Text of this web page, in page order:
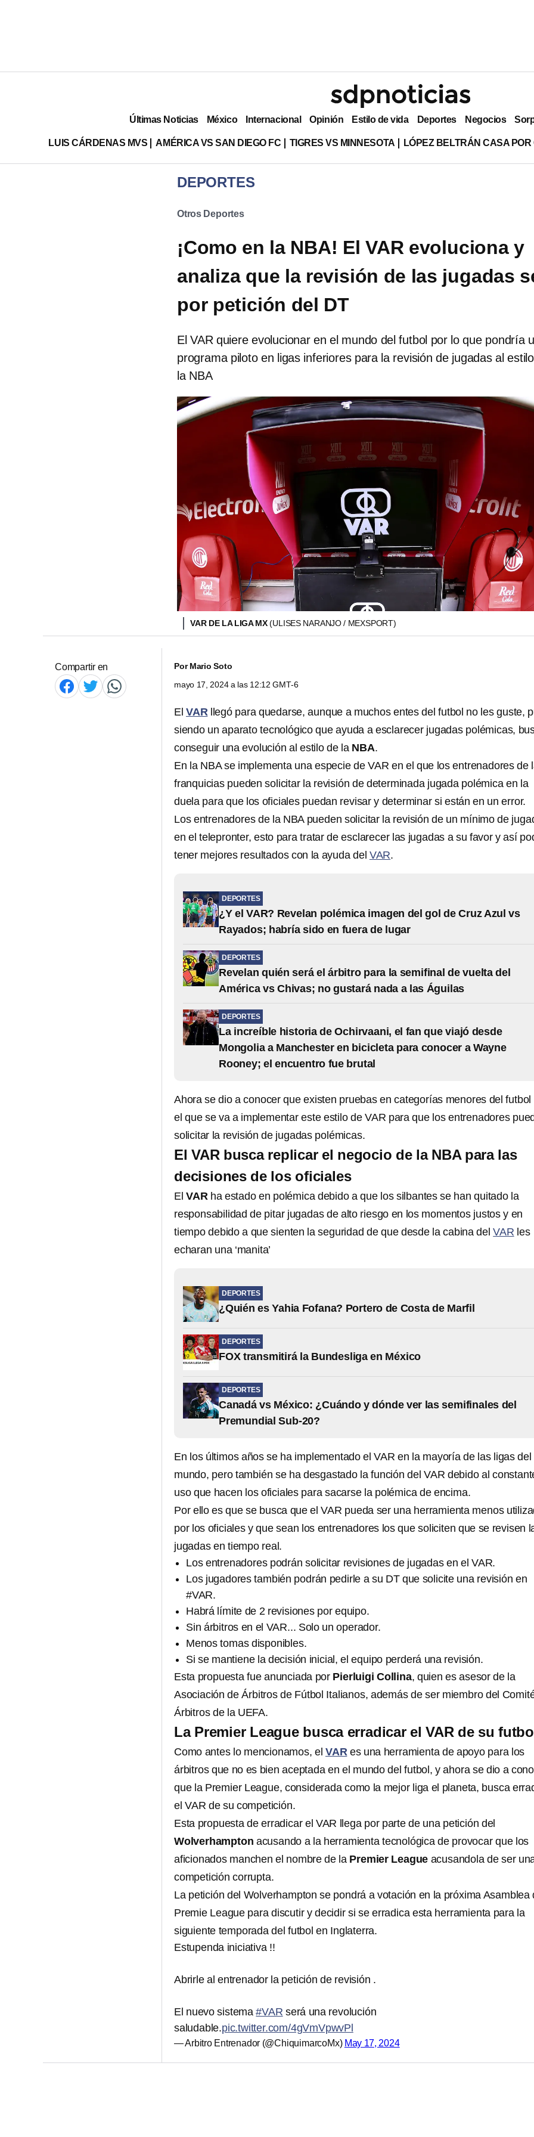
Últimas Noticias México Internacional Opinión Estilo de vida Deportes Negocios
LUIS CÁRDENAS MVS AMÉRICA VS SAN DIEGO FC TIGRES VS MINNESOTA LÓPEZ BELTRÁN CASA POR
DEPORTES
Otros Deportes
¡Como en la NBA! El VAR evoluciona y
analiza que la revisión de las jugadas
por petición del DT
El VAR quiere evolucionar en el mundo del futbol por lo que pondría
programa piloto en ligas inferiores para la revisión de jugadas al
la NBA
VAR DE LA LIGA MX(ULISES NARANJO / MEXSPORT)
Compartir en PorMario Soto
mayo 17, 2024 a las 12:12 GMT-6
El VARllegó para quedarse, aunque a muchos entes del futbol no les guste,
siendo un aparato tecnológico que ayuda a esclarecer jugadas polémicas,
conseguir una evolución al estilo de la NBA.
En la NBA se implementa una especie de VAR en el que los entrenadores de
franquicias pueden solicitar la revisión de determinada jugada polémica en la
duela para que los oficiales puedan revisar y determinar si están en un error.
Los entrenadores de la NBA pueden solicitar la revisión de un mínimo de
en el telepronter, esto para tratar de esclarecer las jugadas a su favor y así
tener mejores resultados con la ayuda del VAR.
DEPORTES
¿Y el VAR? Revelan polémica imagen del gol de Cruz Azul vs
Rayados; habría sido en fuera de lugar
DEPORTES
Revelan quién será el árbitro para la semifinal de vuelta del
América vs Chivas; no gustará nada a las Águilas
DEPORTES
La increíble historia de Ochirvaani, el fan que viajó desde
Mongolia a Manchester en bicicleta para conocer a Wayne
Rooney; el encuentro fue brutal
Ahora se dio a conocer que existen pruebas en categorías menores del futbol
el que se va a implementar este estilo de VAR para que los entrenadores
solicitar la revisión de jugadas polémicas.
El VAR busca replicar el negocio de la NBA para las
decisiones de los oficiales
El VARha estado en polémica debido a que los silbantes se han quitado la
responsabilidad de pitar jugadas de alto riesgo en los momentos justos y en
tiempo debido a que sienten la seguridad de que desde la cabina delVAR les
echaran una ‘manita’
DEPORTES
¿Quién es Yahia Fofana? Portero de Costa de Marfil
DEPORTES
FOX transmitirá la Bundesliga en México
DEPORTES
Canadá vs México: ¿Cuándo y dónde ver las semifinales del
Premundial Sub-20?
En los últimos años se ha implementado el VAR en la mayoría de las ligas del
mundo, pero también se ha desgastado la función del VAR debido al
uso que hacen los oficiales para sacarse la polémica de encima.
Por ello es que se busca que el VAR pueda ser una herramienta menos
por los oficiales y que sean los entrenadores los que soliciten que se revisen
jugadas en tiempo real.
Los entrenadores podrán solicitar revisiones de jugadas en el VAR.
Los jugadores también podrán pedirle a su DT que solicite una revisión en
#VAR.
Habrá límite de 2 revisiones por equipo.
Sin árbitros en el VAR... Solo un operador.
Menos tomas disponibles.
Si se mantiene la decisión inicial, el equipo perderá una revisión.
Esta propuesta fue anunciada por Pierluigi Collina, quien es asesor de la
Asociación de Árbitros de Fútbol Italianos, además de ser miembro del
Árbitros de la UEFA.
La Premier League busca erradicar el VAR de su
Como antes lo mencionamos, el VARes una herramienta de apoyo para los
árbitros que no es bien aceptada en el mundo del futbol, y ahora se dio a
que la Premier League, considerada como la mejor liga el planeta, busca
el VAR de su competición.
Esta propuesta de erradicar el VAR llega por parte de una petición del
Wolverhampton acusando a la herramienta tecnológica de provocar que los
aficionados manchen el nombre de la Premier League acusandola de ser
competición corrupta.
La petición del Wolverhampton se pondrá a votación en la próxima Asamblea
Premie League para discutir y decidir si se erradica esta herramienta para la
siguiente temporada del futbol en Inglaterra.
Estupenda iniciativa !!
Abrirle al entrenador la petición de revisión .
El nuevo sistema#VAR será una revolución
saludable.pic.twitter.com/4gVmVpwvPl
— Arbitro Entrenador (@ChiquimarcoMx) May 17, 2024